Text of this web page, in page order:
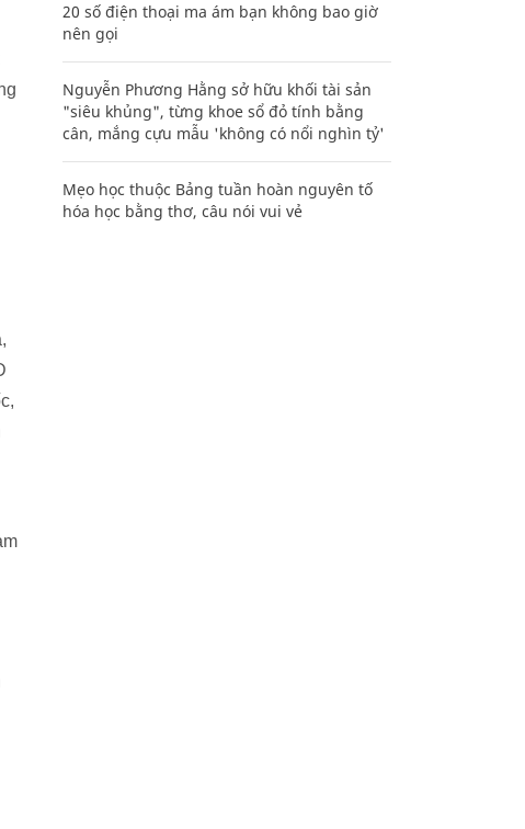
20 số điện thoại ma ám bạn không bao giờ
nên gọi
Nguyễn Phương Hằng sở hữu khối tài sản
"siêu khủng", từng khoe sổ đỏ tính bằng
cân, mắng cựu mẫu 'không có nổi nghìn tỷ'
Mẹo học thuộc Bảng tuần hoàn nguyên tố
hóa học bằng thơ, câu nói vui vẻ